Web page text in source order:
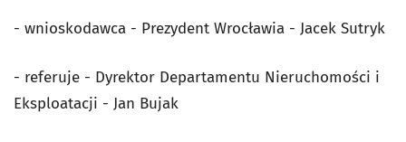
- wnioskodawca - Prezydent Wrocławia - Jacek Sutryk
- referuje - Dyrektor Departamentu Nieruchomości i
Eksploatacji - Jan Bujak